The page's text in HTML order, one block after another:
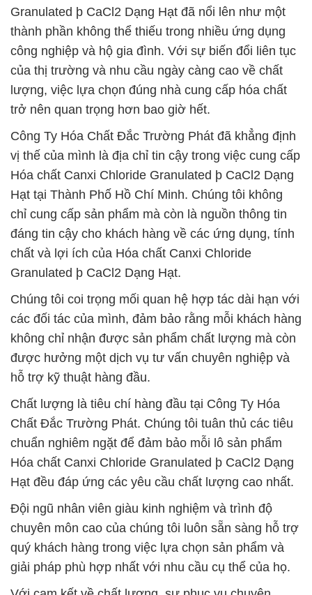
Granulated þ CaCl2 Dạng Hạt đã nổi lên như một
thành phần không thể thiếu trong nhiều ứng dụng
công nghiệp và hộ gia đình. Với sự biến đổi liên tục
của thị trường và nhu cầu ngày càng cao về chất
lượng, việc lựa chọn đúng nhà cung cấp hóa chất
trở nên quan trọng hơn bao giờ hết.
Công Ty Hóa Chất Đắc Trường Phát đã khẳng định
vị thế của mình là địa chỉ tin cậy trong việc cung cấp
Hóa chất Canxi Chloride Granulated þ CaCl2 Dạng
Hạt tại Thành Phố Hồ Chí Minh. Chúng tôi không
chỉ cung cấp sản phẩm mà còn là nguồn thông tin
đáng tin cậy cho khách hàng về các ứng dụng, tính
chất và lợi ích của Hóa chất Canxi Chloride
Granulated þ CaCl2 Dạng Hạt.
Chúng tôi coi trọng mối quan hệ hợp tác dài hạn với
các đối tác của mình, đảm bảo rằng mỗi khách hàng
không chỉ nhận được sản phẩm chất lượng mà còn
được hưởng một dịch vụ tư vấn chuyên nghiệp và
hỗ trợ kỹ thuật hàng đầu.
Chất lượng là tiêu chí hàng đầu tại Công Ty Hóa
Chất Đắc Trường Phát. Chúng tôi tuân thủ các tiêu
chuẩn nghiêm ngặt để đảm bảo mỗi lô sản phẩm
Hóa chất Canxi Chloride Granulated þ CaCl2 Dạng
Hạt đều đáp ứng các yêu cầu chất lượng cao nhất.
Đội ngũ nhân viên giàu kinh nghiệm và trình độ
chuyên môn cao của chúng tôi luôn sẵn sàng hỗ trợ
quý khách hàng trong việc lựa chọn sản phẩm và
giải pháp phù hợp nhất với nhu cầu cụ thể của họ.